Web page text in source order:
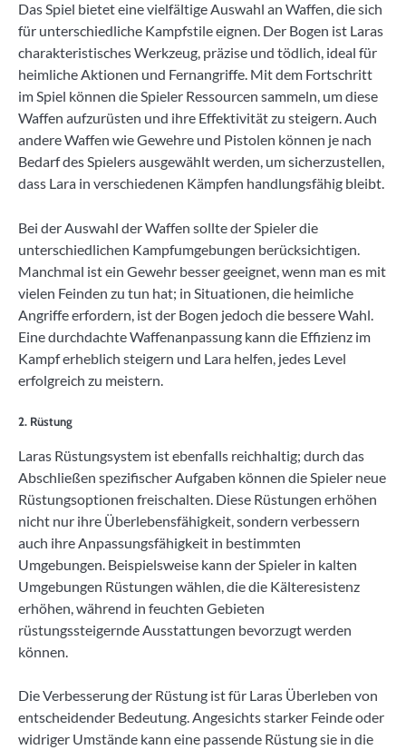
Das Spiel bietet eine vielfältige Auswahl an Waffen, die sich
für unterschiedliche Kampfstile eignen. Der Bogen ist Laras
charakteristisches Werkzeug, präzise und tödlich, ideal für
heimliche Aktionen und Fernangriffe. Mit dem Fortschritt
im Spiel können die Spieler Ressourcen sammeln, um diese
Waffen aufzurüsten und ihre Effektivität zu steigern. Auch
andere Waffen wie Gewehre und Pistolen können je nach
Bedarf des Spielers ausgewählt werden, um sicherzustellen,
dass Lara in verschiedenen Kämpfen handlungsfähig bleibt.
Bei der Auswahl der Waffen sollte der Spieler die
unterschiedlichen Kampfumgebungen berücksichtigen.
Manchmal ist ein Gewehr besser geeignet, wenn man es mit
vielen Feinden zu tun hat; in Situationen, die heimliche
Angriffe erfordern, ist der Bogen jedoch die bessere Wahl.
Eine durchdachte Waffenanpassung kann die Effizienz im
Kampf erheblich steigern und Lara helfen, jedes Level
erfolgreich zu meistern.
2. Rüstung
Laras Rüstungsystem ist ebenfalls reichhaltig; durch das
Abschließen spezifischer Aufgaben können die Spieler neue
Rüstungsoptionen freischalten. Diese Rüstungen erhöhen
nicht nur ihre Überlebensfähigkeit, sondern verbessern
auch ihre Anpassungsfähigkeit in bestimmten
Umgebungen. Beispielsweise kann der Spieler in kalten
Umgebungen Rüstungen wählen, die die Kälteresistenz
erhöhen, während in feuchten Gebieten
rüstungssteigernde Ausstattungen bevorzugt werden
können.
Die Verbesserung der Rüstung ist für Laras Überleben von
entscheidender Bedeutung. Angesichts starker Feinde oder
widriger Umstände kann eine passende Rüstung sie in die